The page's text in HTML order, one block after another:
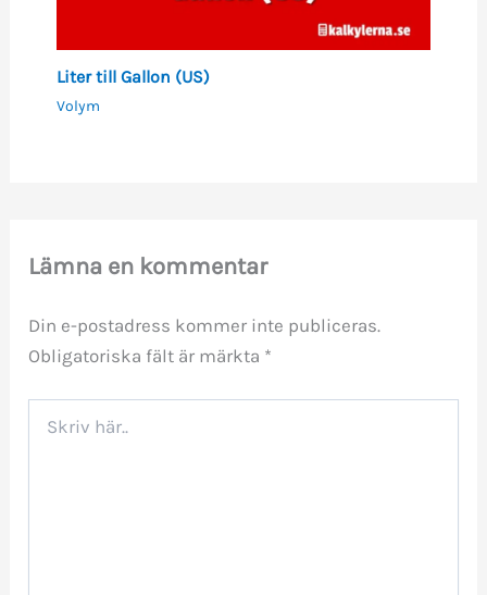
Liter till Gallon (US)
Volym
Lämna en kommentar
Din e-postadress kommer inte publiceras.
Obligatoriska fält är märkta *
här..